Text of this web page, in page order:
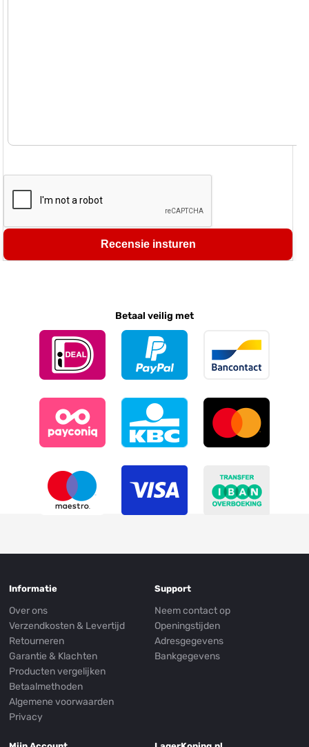
Recensie insturen
Betaal veilig met
Informatie
Over ons
Verzendkosten & Levertijd
Retourneren
Garantie & Klachten
Producten vergelijken
Betaalmethoden
Algemene voorwaarden
Privacy
Support
Neem contact op
Openingstijden
Adresgegevens
Bankgegevens